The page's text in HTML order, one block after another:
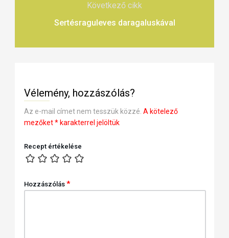
Következő cikk
Sertésraguleves daragaluskával
Vélemény, hozzászólás?
Az e-mail címet nem tesszük közzé. A kötelező
mezőket*karakterrel jelöltük
Recept értékelése
Hozzászólás *